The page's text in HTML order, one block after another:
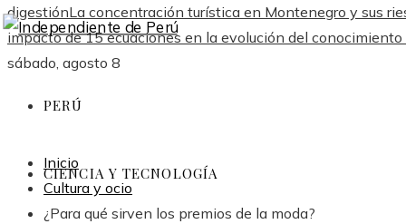
digestiónLa concentración turística en Montenegro y sus
impacto de 15 ecuaciones en la evolución del conocimiento
sábado, agosto 8
PERÚ
CIENCIA Y TECNOLOGÍA
Inicio
Cultura y ocio
¿Para qué sirven los premios de la moda?